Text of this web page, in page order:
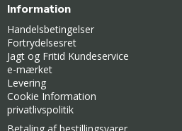
Information
Handelsbetingelser
Fortrydelsesret
Jagt og Fritid Kundeservice
e-mærket
Levering
Cookie Information
privatlivspolitik